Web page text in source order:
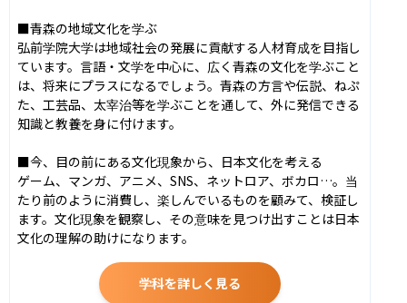
■青森の地域文化を学ぶ
弘前学院大学は地域社会の発展に貢献する人材育成を目指し
ています。言語・文学を中心に、広く青森の文化を学ぶこと
は、将来にプラスになるでしょう。青森の方言や伝説、ねぷ
た、工芸品、太宰治等を学ぶことを通して、外に発信できる
知識と教養を身に付けます。
■今、目の前にある文化現象から、日本文化を考える
ゲーム、マンガ、アニメ、SNS、ネットロア、ボカロ…。当
たり前のように消費し、楽しんでいるものを顧みて、検証し
ます。文化現象を観察し、その意味を見つけ出すことは日本
文化の理解の助けになります。
学科を詳しく見る